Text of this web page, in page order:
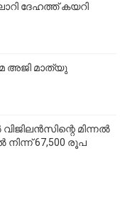
ദേഹത്ത് കയറി
അജി മാത്യു
മിന്നല്‍
67,500 രൂപ